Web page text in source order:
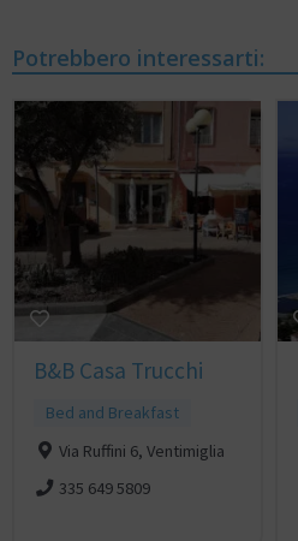
Potrebbero interessarti:
B&B Casa Trucchi
Bed and Breakfast
Via Ruffini 6, Ventimiglia
335 649 5809